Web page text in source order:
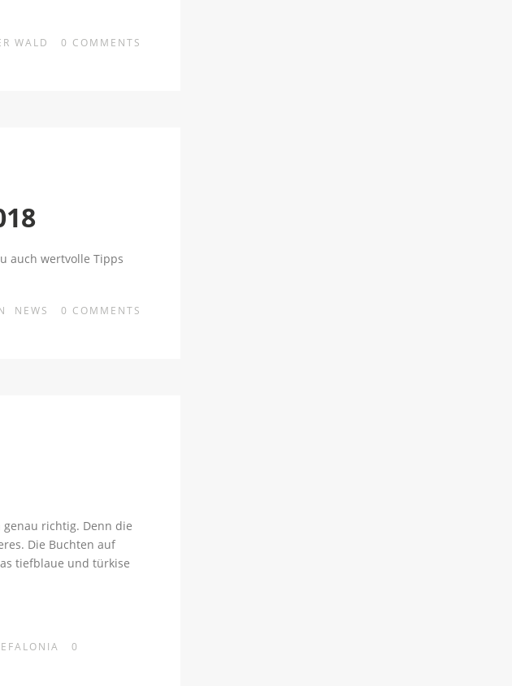
WALD 0 COMMENTS
auch wertvolle Tipps
NEWS 0 COMMENTS
richtig. Denn die
Die Buchten auf
tiefblaue und türkise
0